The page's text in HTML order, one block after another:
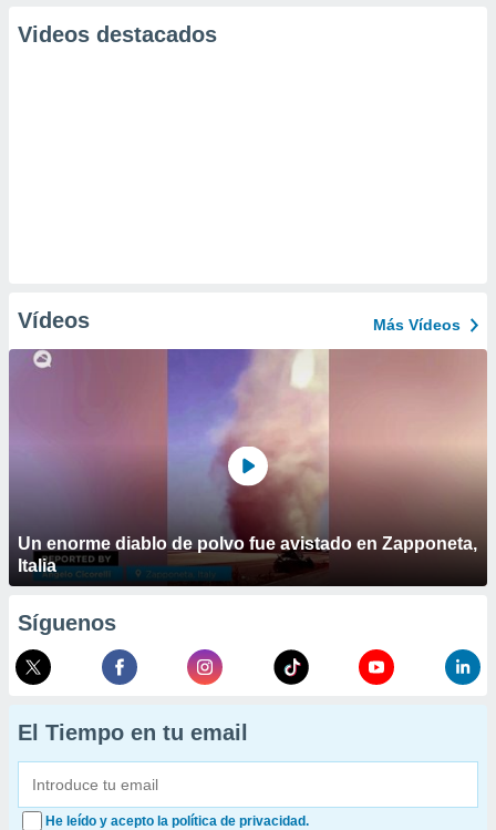
Videos destacados
Vídeos Más Vídeos
Un enorme diablo de polvo fue avistado en Zapponeta,
Italia
Síguenos
El Tiempo en tu email
He leído y acepto la política de privacidad.